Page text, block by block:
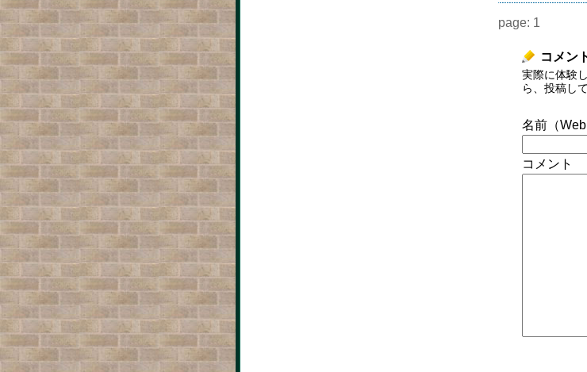
page: 1
コメン
実際に体験
ら、投稿し
名前（Web
コメント